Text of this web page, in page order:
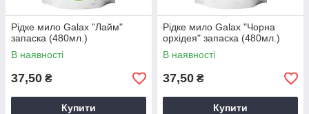
Рідке мило Galax "Лайм"
запаска (480мл.)
В наявності
37,50 ₴
Купити
Рідке мило Galax "Чорна
орхідея" запаска (480мл.)
В наявності
37,50 ₴
Купити